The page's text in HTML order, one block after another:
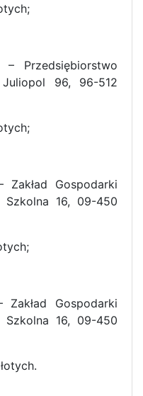
Przedsiębiorstwo
Juliopol 96, 96-512
Gospodarki
16, 09-450
Gospodarki
16, 09-450